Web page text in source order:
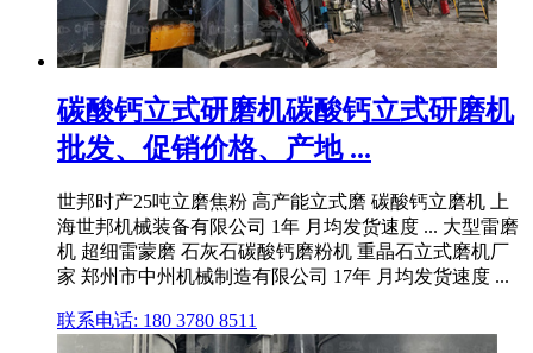
碳酸钙立式研磨机碳酸钙立式研磨机
批发、促销价格、产地 ...
世邦时产25吨立磨焦粉 高产能立式磨 碳酸钙立磨机 上
海世邦机械装备有限公司 1年 月均发货速度 ... 大型雷磨
机 超细雷蒙磨 石灰石碳酸钙磨粉机 重晶石立式磨机厂
家 郑州市中州机械制造有限公司 17年 月均发货速度 ...
联系电话: 180 3780 8511